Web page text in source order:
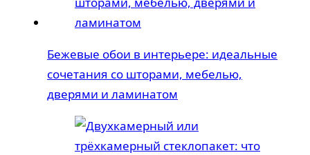
Бежевые обои в интерьере: идеальные
сочетания со шторами, мебелью,
дверями и ламинатом